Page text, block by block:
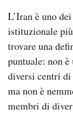
CALENDARIO
AREA
Newsletter
Notifiche
Regala il Post
L’Iran è uno
istituzionale
trovare una
puntuale: non è
diversi centri
ma non è
membri di